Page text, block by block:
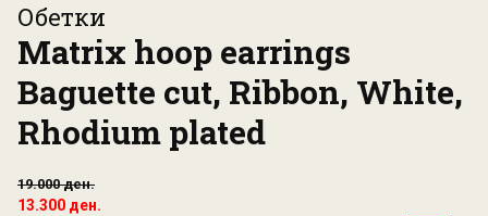
Обетки
Matrix hoop earrings
Baguette cut, Ribbon, White,
Rhodium plated
19.000 ден.
13.300 ден.